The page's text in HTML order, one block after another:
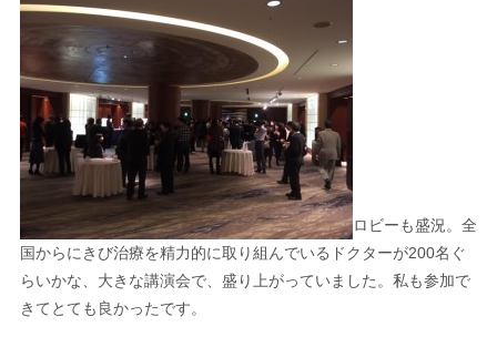
ロビーも盛況。全
国からにきび治療を精力的に取り組んでいるドクターが200名ぐ
らいかな、大きな講演会で、盛り上がっていました。私も参加で
きてとても良かったです。